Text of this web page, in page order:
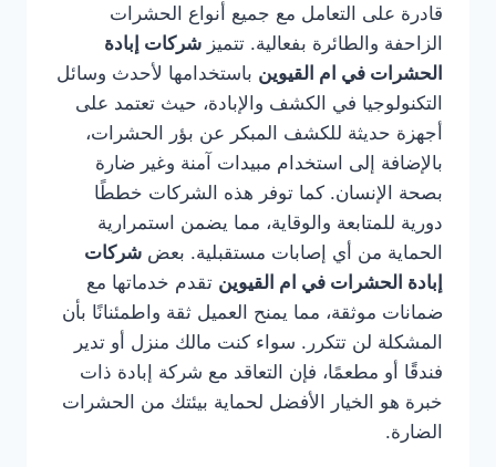
قادرة على التعامل مع جميع أنواع الحشرات
الزاحفة والطائرة بفعالية. تتميز شركات إبادة
الحشرات في ام القيوين باستخدامها لأحدث وسائل
التكنولوجيا في الكشف والإبادة، حيث تعتمد على
أجهزة حديثة للكشف المبكر عن بؤر الحشرات،
بالإضافة إلى استخدام مبيدات آمنة وغير ضارة
بصحة الإنسان. كما توفر هذه الشركات خططًا
دورية للمتابعة والوقاية، مما يضمن استمرارية
الحماية من أي إصابات مستقبلية. بعض شركات
إبادة الحشرات في ام القيوين تقدم خدماتها مع
ضمانات موثقة، مما يمنح العميل ثقة واطمئنانًا بأن
المشكلة لن تتكرر. سواء كنت مالك منزل أو تدير
فندقًا أو مطعمًا، فإن التعاقد مع شركة إبادة ذات
خبرة هو الخيار الأفضل لحماية بيئتك من الحشرات
الضارة.